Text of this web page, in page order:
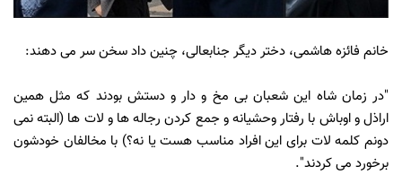
خانم فائزه هاشمی، دختر ديگر جنابعالى، چنين داد سخن سر مى دهند:
"در زمان شاه این شعبان بی مخ و دار و دستش بودند که مثل همین
اراذل و اوباش با رفتار وحشیانه و جمع کردن رجاله ها و لات ها (البته نمی
دونم کلمه لات برای این افراد مناسب هست یا نه؟) با مخالفان خودشون
برخورد می کردند".